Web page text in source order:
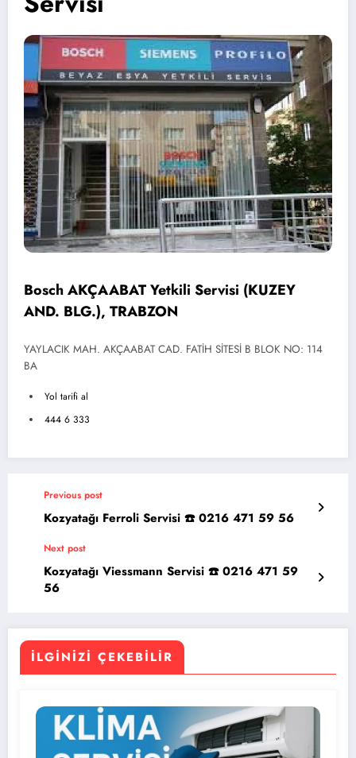
Bosch AKÇAABAT Yetkili Servisi (KUZEY
AND. BLG.), TRABZON
YAYLACIK MAH. AKÇAABAT CAD. FATİH SİTESİ B BLOK NO: 114
BA
Yol tarifi al
444 6 333
Previous post
Kozyatağı Ferroli Servisi ☎️ 0216 471 59 56
Next post
Kozyatağı Viessmann Servisi ☎️ 0216 471 59
56
İLGINIZI ÇEKEBILIR